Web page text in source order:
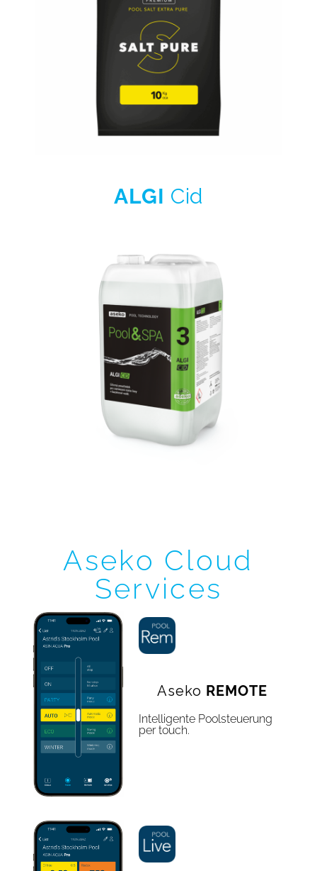
ALGI Cid
Aseko Cloud
Services
Aseko REMOTE
Intelligente Poolsteuerung
per touch.